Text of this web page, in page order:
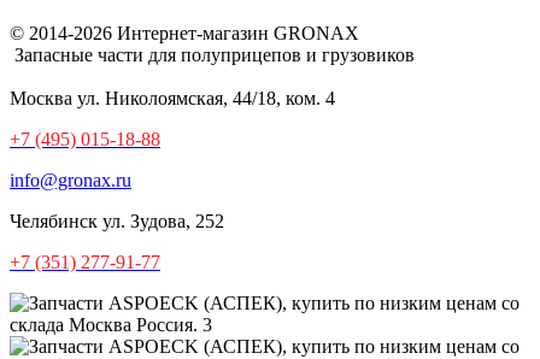
© 2014-2026 Интернет-магазин GRONAX
Запасные части для полуприцепов и грузовиков
Москва ул. Николоямская, 44/18, ком. 4
+7 (495) 015-18-88
info@gronax.ru
Челябинск ул. Зудова, 252
+7 (351) 277-91-77